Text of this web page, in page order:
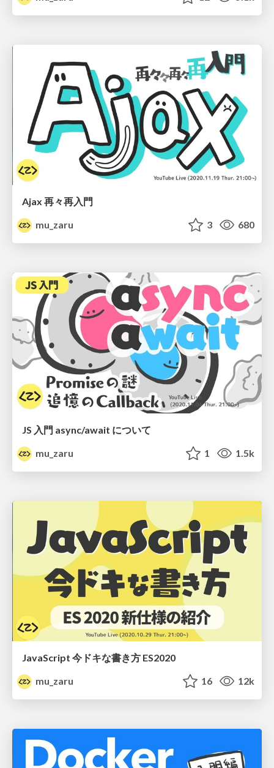
Ajax 再々再入門
mu_zaru
3 680
JS 入門 async/await について
mu_zaru
1 1.5k
JavaScript 今ドキな書き方 ES2020
mu_zaru
16 12k